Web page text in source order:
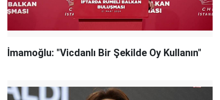
İmamoğlu: "Vicdanlı Bir Şekilde Oy Kullanın"